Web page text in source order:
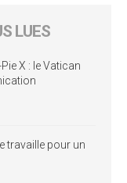
LUES
X : le Vatican
travaille pour un